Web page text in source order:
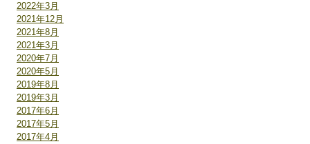
2022年3月
2021年12月
2021年8月
2021年3月
2020年7月
2020年5月
2019年8月
2019年3月
2017年6月
2017年5月
2017年4月